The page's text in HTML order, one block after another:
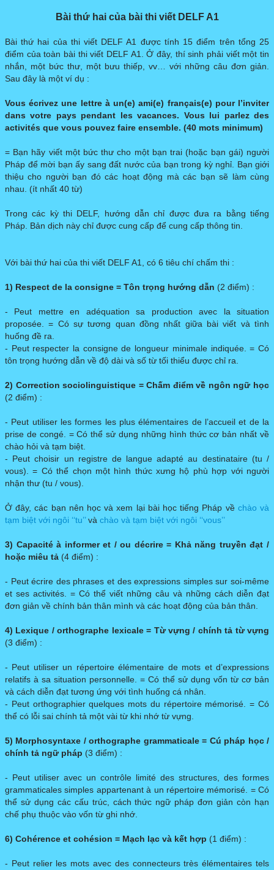
Bài thứ hai của bài thi viết DELF A1
Bài thứ hai của thi viết DELF A1 được tính 15 điểm trên tổng 25
điểm của toàn bài thi viết DELF A1. Ở đây, thí sinh phải viết một tin
nhắn, một bức thư, một bưu thiếp, vv… với những câu đơn giản.
Sau đây là một ví dụ :
Vous écrivez une lettre à un(e) ami(e) français(e) pour l’inviter
dans votre pays pendant les vacances. Vous lui parlez des
activités que vous pouvez faire ensemble. (40 mots minimum)
= Bạn hãy viết một bức thư cho một bạn trai (hoặc bạn gái) người
Pháp để mời bạn ấy sang đất nước của bạn trong kỳ nghỉ. Bạn giới
thiệu cho người bạn đó các hoạt động mà các bạn sẽ làm cùng
nhau. (ít nhất 40 từ)
Trong các kỳ thi DELF, hướng dẫn chỉ được đưa ra bằng tiếng
Pháp. Bản dịch này chỉ được cung cấp để cung cấp thông tin.
Với bài thứ hai của thi viết DELF A1, có 6 tiêu chí chấm thi :
1) Respect de la consigne = Tôn trọng hướng dẫn (2 điểm) :
- Peut mettre en adéquation sa production avec la situation
proposée. = Có sự tương quan đồng nhất giữa bài viết và tình
huống đề ra.
- Peut respecter la consigne de longueur minimale indiquée. = Có
tôn trọng hướng dẫn về độ dài và số từ tối thiểu được chỉ ra.
2) Correction sociolinguistique = Chấm điểm về ngôn ngữ học
(2 điểm) :
- Peut utiliser les formes les plus élémentaires de l’accueil et de la
prise de congé. = Có thể sử dụng những hình thức cơ bản nhất về
chào hỏi và tạm biệt.
- Peut choisir un registre de langue adapté au destinataire (tu /
vous). = Có thể chọn một hình thức xưng hộ phù hợp với người
nhận thư (tu / vous).
Ở đây, các bạn nên học và xem lại bài học tiếng Pháp về chào và
tạm biệt với ngôi ‘‘tu’’ và chào và tạm biệt với ngôi ‘‘vous’’
3) Capacité à informer et / ou décrire = Khả năng truyền đạt /
hoặc miêu tả (4 điểm) :
- Peut écrire des phrases et des expressions simples sur soi-même
et ses activités. = Có thể viết những câu và những cách diễn đạt
đơn giản về chính bản thân mình và các hoạt động của bản thân.
4) Lexique / orthographe lexicale = Từ vựng / chính tả từ vựng
(3 điểm) :
- Peut utiliser un répertoire élémentaire de mots et d’expressions
relatifs à sa situation personnelle. = Có thể sử dụng vốn từ cơ bản
và cách diễn đạt tương ứng với tình huống cá nhân.
- Peut orthographier quelques mots du répertoire mémorisé. = Có
thể có lỗi sai chính tả một vài từ khi nhớ từ vựng.
5) Morphosyntaxe / orthographe grammaticale = Cú pháp học /
chính tả ngữ pháp (3 điểm) :
- Peut utiliser avec un contrôle limité des structures, des formes
grammaticales simples appartenant à un répertoire mémorisé. = Có
thể sử dụng các cấu trúc, cách thức ngữ pháp đơn giản còn hạn
chế phụ thuộc vào vốn từ ghi nhớ.
6) Cohérence et cohésion = Mạch lạc và kết hợp (1 điểm) :
- Peut relier les mots avec des connecteurs très élémentaires tels